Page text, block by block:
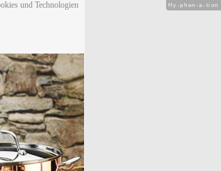
und Technologien
Hy-phen-a-tion